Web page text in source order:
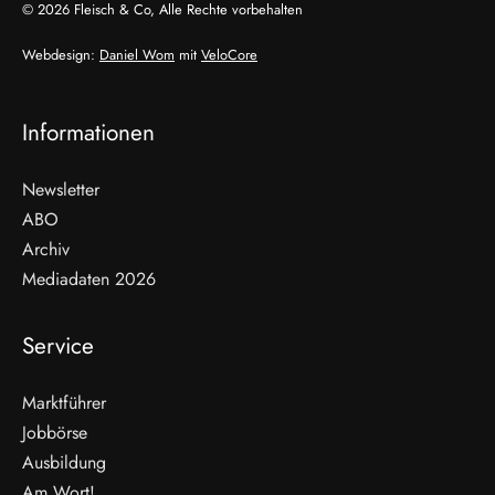
© 2026 Fleisch & Co, Alle Rechte vorbehalten
Webdesign: Daniel Wom mit VeloCore
Informationen
Newsletter
ABO
Archiv
Mediadaten 2026
Service
Marktführer
Jobbörse
Ausbildung